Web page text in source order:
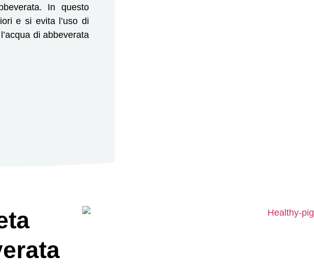
In questo
e si evita l’uso di
di abbeverata